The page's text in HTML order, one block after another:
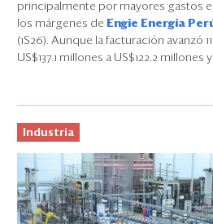
principalmente por mayores gastos
los márgenes de Engie Energía
(1S26). Aunque la facturación avanzó
US$137.1 millones a US$122.2 millones
Industria